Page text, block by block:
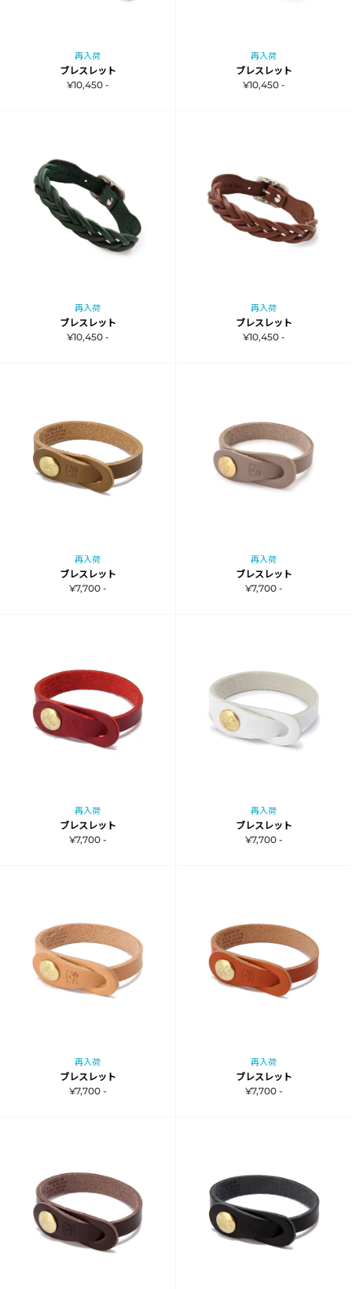
再入荷
ブレスレット
¥10,450 -
再入荷
ブレスレット
¥10,450 -
再入荷
ブレスレット
¥10,450 -
再入荷
ブレスレット
¥10,450 -
再入荷
ブレスレット
¥7,700 -
再入荷
ブレスレット
¥7,700 -
再入荷
ブレスレット
¥7,700 -
再入荷
ブレスレット
¥7,700 -
再入荷
ブレスレット
¥7,700 -
再入荷
ブレスレット
¥7,700 -